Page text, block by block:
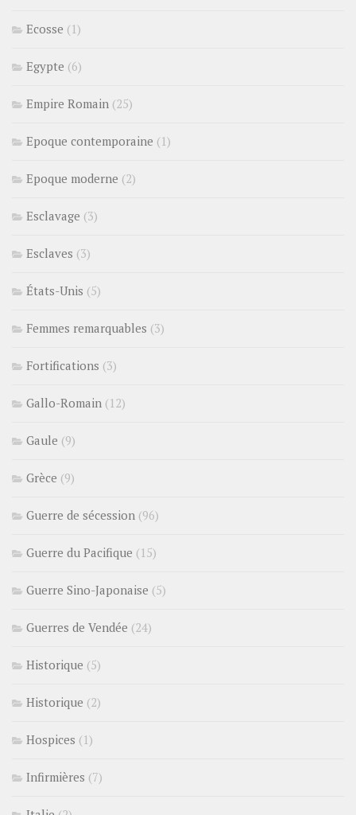
Ecosse (1)
Egypte (6)
Empire Romain (25)
Epoque contemporaine (1)
Epoque moderne (2)
Esclavage (3)
Esclaves (3)
États-Unis (5)
Femmes remarquables (3)
Fortifications (3)
Gallo-Romain (12)
Gaule (9)
Grèce (9)
Guerre de sécession (96)
Guerre du Pacifique (15)
Guerre Sino-Japonaise (5)
Guerres de Vendée (24)
Historique (5)
Historique (2)
Hospices (1)
Infirmières (7)